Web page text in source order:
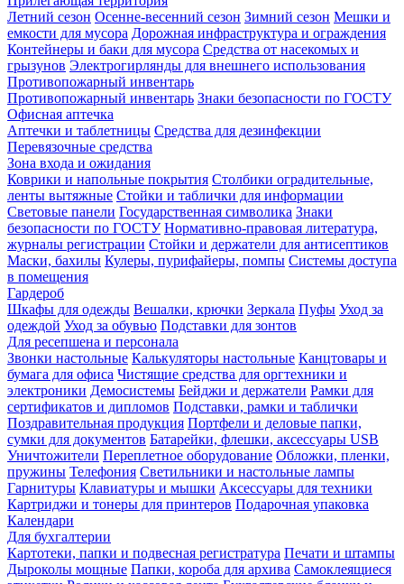
Летний сезон Осенне-весенний сезон Зимний сезон Мешки и
емкости для мусора Дорожная инфраструктура и ограждения
Контейнеры и баки для мусора Средства от насекомых и
грызунов Электрогирлянды для внешнего использования
Противопожарный инвентарь
Противопожарный инвентарь Знаки безопасности по ГОСТУ
Офисная аптечка
Аптечки и таблетницы Средства для дезинфекции
Перевязочные средства
Зона входа и ожидания
Коврики и напольные покрытия Столбики оградительные,
ленты вытяжные Стойки и таблички для информации
Световые панели Государственная символика Знаки
безопасности по ГОСТУ Нормативно-правовая литература,
журналы регистрации Стойки и держатели для антисептиков
Маски, бахилы Кулеры, пурифайеры, помпы Системы доступа
в помещения
Гардероб
Шкафы для одежды Вешалки, крючки Зеркала Пуфы Уход за
одеждой Уход за обувью Подставки для зонтов
Для ресепшена и персонала
Звонки настольные Калькуляторы настольные Канцтовары и
бумага для офиса Чистящие средства для оргтехники и
электроники Демосистемы Бейджи и держатели Рамки для
сертификатов и дипломов Подставки, рамки и таблички
Поздравительная продукция Портфели и деловые папки,
сумки для документов Батарейки, флешки, аксессуары USB
Уничтожители Переплетное оборудование Обложки, пленки,
пружины Телефония Светильники и настольные лампы
Гарнитуры Клавиатуры и мышки Аксессуары для техники
Картриджи и тонеры для принтеров Подарочная упаковка
Календари
Для бухгалтерии
Картотеки, папки и подвесная регистратура Печати и штампы
Дыроколы мощные Папки, короба для архива Самоклеящиеся